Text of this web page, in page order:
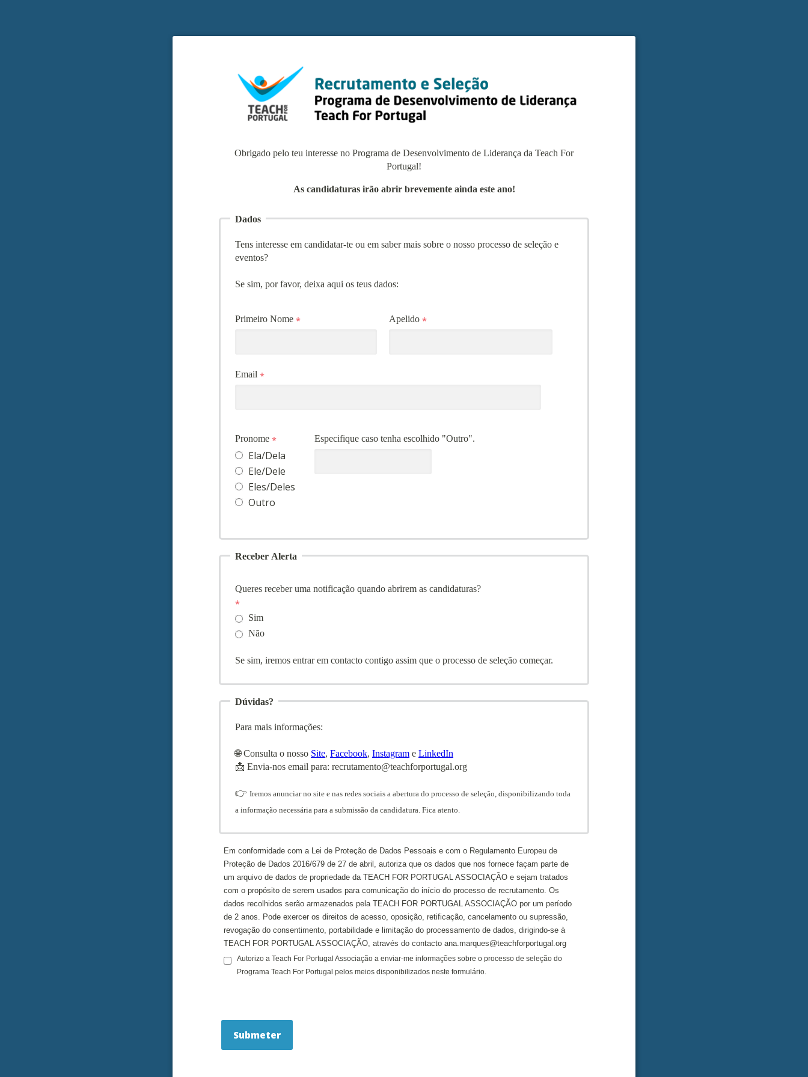
Obrigado pelo teu interesse no Programa de Desenvolvimento de Liderança da Teach For
Portugal!
As candidaturas irão abrir brevemente ainda este ano!
Dados
Tens interesse em candidatar-te ou em saber mais sobre o nosso processo de seleção e
eventos?
Se sim, por favor, deixa aqui os teus dados:
Primeiro Nome Apelido
Email
Pronome
Ela/Dela
Ele/Dele
Eles/Deles
Outro
Especifique caso tenha escolhido "Outro".
Receber Alerta
Queres receber uma notificação quando abrirem as candidaturas?
Sim
Não
Se sim, iremos entrar em contacto contigo assim que o processo de seleção começar.
Dúvidas?
Para mais informações:
🌐 Consulta o nosso Site, Facebook, Instagram e LinkedIn
📩 Envia-nos email para: recrutamento@teachforportugal.org
👉 Iremos anunciar no site e nas redes sociais a abertura do processo de seleção, disponibilizando toda
a informação necessária para a submissão da candidatura. Fica atento.
Em conformidade com a Lei de Proteção de Dados Pessoais e com o Regulamento Europeu de
Proteção de Dados 2016/679 de 27 de abril, autoriza que os dados que nos fornece façam parte de
um arquivo de dados de propriedade da TEACH FOR PORTUGAL ASSOCIAÇÃO e sejam tratados
com o propósito de serem usados para comunicação do início do processo de recrutamento. Os
dados recolhidos serão armazenados pela TEACH FOR PORTUGAL ASSOCIAÇÃO por um período
de 2 anos. Pode exercer os direitos de acesso, oposição, retificação, cancelamento ou supressão,
revogação do consentimento, portabilidade e limitação do processamento de dados, dirigindo-se à
TEACH FOR PORTUGAL ASSOCIAÇÃO, através do contacto ana.marques@teachforportugal.org
Autorizo a Teach For Portugal Associação a enviar-me informações sobre o processo de seleção do
Programa Teach For Portugal pelos meios disponibilizados neste formulário.